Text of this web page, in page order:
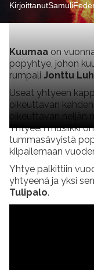
KirjoittanutSamuli
Kuumaa on
popyhtye, johon
rumpali Jonttu
Useat yhtyeen
oikeuttavan
oikeuttavan neljän
Yhtyeen musiikki
tummasävyistä
kilpailemaan
Yhtye palkittiin
yhtyeenä ja yksi
Tulipalo.